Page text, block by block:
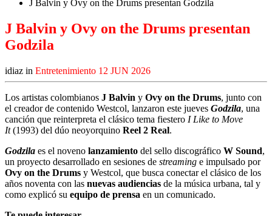
J Balvin y Ovy on the Drums presentan Godzila
J Balvin y Ovy on the Drums presentan
Godzila
idiaz in Entretenimiento 12 JUN 2026
Los artistas colombianos J Balvin y Ovy on the Drums, junto con
el creador de contenido Westcol, lanzaron este jueves Godzila, una
canción que reinterpreta el clásico tema fiestero I Like to Move
It(1993) del dúo neoyorquino Reel 2 Real.
Godzila es el noveno lanzamiento del sello discográfico W Sound,
un proyecto desarrollado en sesiones de streaming e impulsado por
Ovy on the Drums y Westcol, que busca conectar el clásico de los
años noventa con las nuevas audiencias de la música urbana, tal y
como explicó su equipo de prensa en un comunicado.